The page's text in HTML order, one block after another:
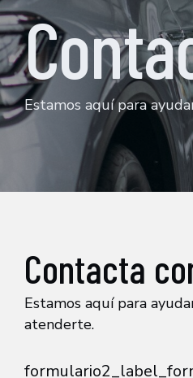
Estamos aquí para
Contacta
Estamos aquí para
atenderte.